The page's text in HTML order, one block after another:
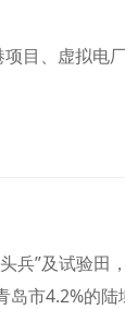
目、虚拟电
兵”及试验田
市4.2%的陆